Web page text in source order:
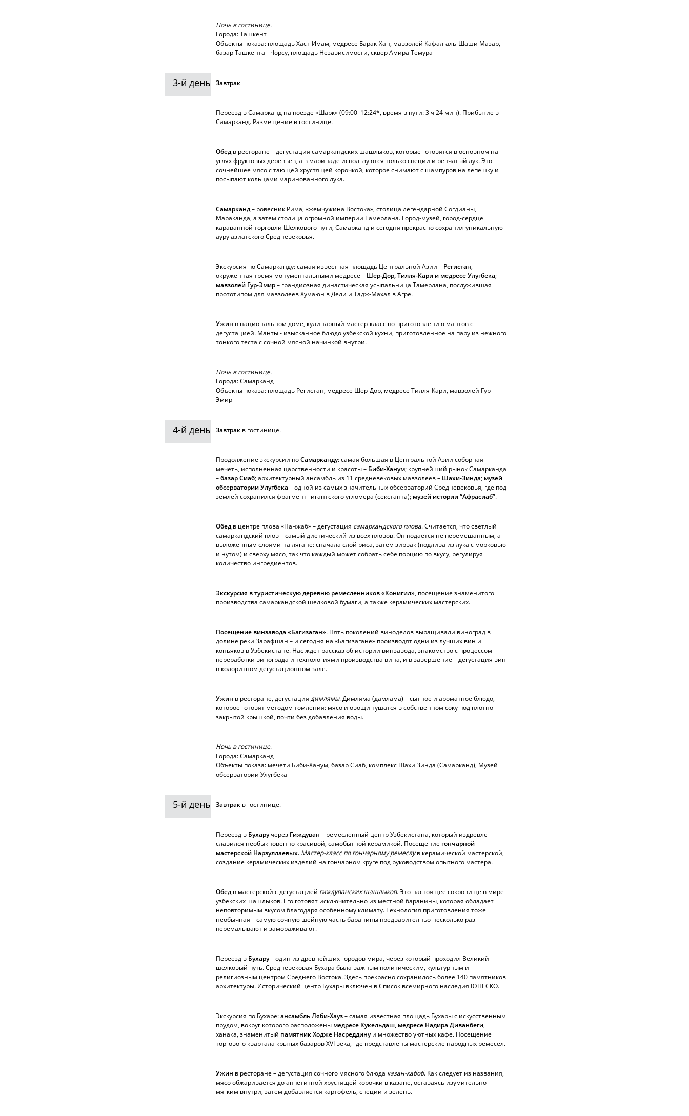
Ночь в гостинице.
Города: Ташкент
Объекты показа: площадь Хаст-Имам, медресе Барак-Хан, мавзолей Кафал-аль-Шаши Мазар,
базар Ташкента - Чорсу, площадь Независимости, сквер Амира Темура
3-й день Завтрак
Переезд в Самарканд на поезде «Шарк» (09:00–12:24*, время в пути: 3 ч 24 мин). Прибытие в
Самарканд. Размещение в гостинице.
Обедв ресторане – дегустация самаркандских шашлыков, которые готовятся в основном на
углях фруктовых деревьев, а в маринаде используются только специи и репчатый лук. Это
сочнейшее мясо с тающей хрустящей корочкой, которое снимают с шампуров на лепешку и
посыпают кольцами маринованного лука.
Самарканд– ровесник Рима, «жемчужина Востока», столица легендарной Согдианы,
Мараканда, а затем столица огромной империи Тамерлана. Город-музей, город-сердце
караванной торговли Шелкового пути, Самарканд и сегодня прекрасно сохранил уникальную
ауру азиатского Средневековья.
Экскурсия по Самарканду: самая известная площадь Центральной Азии – Регистан,
окруженная тремя монументальными медресе – Шер-Дор, Тилля-Кари и медресе Улугбека;
мавзолей Гур-Эмир– грандиозная династическая усыпальница Тамерлана, послужившая
прототипом для мавзолеев Хумаюн в Дели и Тадж-Махал в Агре.
Ужин в национальном доме, кулинарный мастер-класс по приготовлению мантов с
дегустацией. Манты - изысканное блюдо узбекской кухни, приготовленное на пару из нежного
тонкого теста с сочной мясной начинкой внутри.
Ночь в гостинице.
Города: Самарканд
Объекты показа: площадь Регистан, медресе Шер-Дор, медресе Тилля-Кари, мавзолей Гур-
Эмир
4-й день Завтрак в гостинице.
Продолжение экскурсии поСамарканду: самая большая в Центральной Азии соборная
мечеть, исполненная царственности и красоты – Биби-Ханум; крупнейший рынок Самарканда
–базар Сиаб; архитектурный ансамбль из 11 средневековых мавзолеев – Шахи-Зинда; музей
обсерватории Улугбека – одной из самых значительных обсерваторий Средневековья, где под
землей сохранился фрагмент гигантского угломера (секстанта); музей истории “Афрасиаб”.
Обедв центре плова «Панжаб» – дегустация самаркандского плова. Считается, что светлый
самаркандский плов – самый диетический из всех пловов. Он подается не перемешанным, а
выложенным слоями на лягане: сначала слой риса, затем зирвак (подлива из лука с морковью
и нутом) и сверху мясо, так что каждый может собрать себе порцию по вкусу, регулируя
количество ингредиентов.
Экскурсия в туристическую деревню ремесленников «Конигил», посещение знаменитого
производства самаркандской шелковой бумаги, а также керамических мастерских.
Посещение винзавода «Багизаган». Пять поколений виноделов выращивали виноград в
долине реки Зарафшан – и сегодня на «Багизагане» производят одни из лучших вин и
коньяков в Узбекистане. Нас ждет рассказ об истории винзавода, знакомство с процессом
переработки винограда и технологиями производства вина, и в завершение – дегустация вин
в колоритном дегустационном зале.
Ужин в ресторане, дегустация димлямы. Димляма (дамлама) – сытное и ароматное блюдо,
которое готовят методом томления: мясо и овощи тушатся в собственном соку под плотно
закрытой крышкой, почти без добавления воды.
Ночь в гостинице.
Города: Самарканд
Объекты показа: мечети Биби-Ханум, базар Сиаб, комплекс Шахи Зинда (Самарканд), Музей
обсерватории Улугбека
5-й день Завтрак в гостинице.
Переезд в Бухаручерез Гиждуван – ремесленный центр Узбекистана, который издревле
славился необыкновенно красивой, самобытной керамикой. Посещение гончарной
мастерской Нарзуллаевых. Мастер-класс по гончарному ремеслув керамической мастерской,
создание керамических изделий на гончарном круге под руководством опытного мастера.
Обедв мастерской с дегустацией гиждуванских шашлыков. Это настоящее сокровище в мире
узбекских шашлыков. Его готовят исключительно из местной баранины, которая обладает
неповторимым вкусом благодаря особенному климату. Технология приготовления тоже
необычная – самую сочную шейную часть баранины предварителньо несколько раз
перемалывают и замораживают.
Переезд в Бухару– один из древнейших городов мира, через который проходил Великий
шелковый путь. Средневековая Бухара была важным политическим, культурным и
религиозным центром Среднего Востока. Здесь прекрасно сохранилось более 140 памятников
архитектуры. Исторический центр Бухары включен в Список всемирного наследия ЮНЕСКО.
Экскурсия по Бухаре:ансамбль Ляби-Хауз– самая известная площадь Бухары с искусственным
прудом, вокруг которого расположены медресе Кукельдаш, медресе Надира Диванбеги,
ханака, знаменитый памятник Ходже Насреддинуи множество уютных кафе. Посещение
торгового квартала крытых базаров XVI века, где представлены мастерские народных ремесел.
Ужин в ресторане – дегустация сочного мясного блюда казан-кабоб. Как следует из названия,
мясо обжаривается до аппетитной хрустящей корочки в казане, оставаясь изумительно
мягким внутри, затем добавляется картофель, специи и зелень.